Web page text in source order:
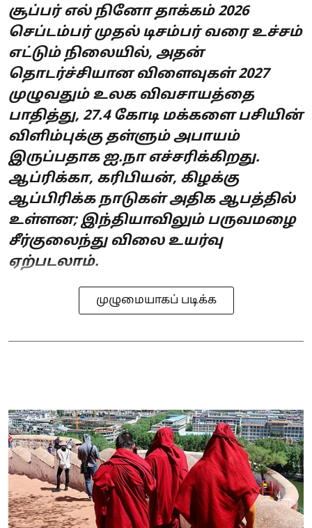
சூப்பர் எல் நினோ தாக்கம் 2026
செப்டம்பர் முதல் டிசம்பர் வரை உச்சம்
எட்டும் நிலையில், அதன்
தொடர்ச்சியான விளைவுகள் 2027
முழுவதும் உலக விவசாயத்தை
பாதித்து, 27.4 கோடி மக்களை பசியின்
விளிம்புக்கு தள்ளும் அபாயம்
இருப்பதாக ஐ.நா எச்சரிக்கிறது.
ஆப்ரிக்கா, கரிபியன், கிழக்கு
ஆப்பிரிக்க நாடுகள் அதிக ஆபத்தில்
உள்ளன; இந்தியாவிலும் பருவமழை
சீர்குலைந்து விலை உயர்வு
ஏற்படலாம்.
முழுமையாகப் படிக்க